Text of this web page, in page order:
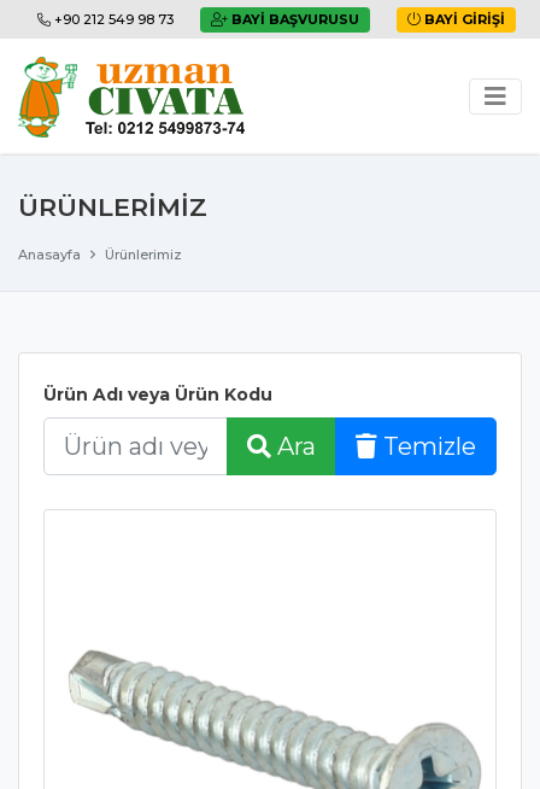
+90 212 549 98 73 BAYI BAŞVURUSU BAYI GIRIŞI
ÜRÜNLERIMIZ
Anasayfa Ürünlerimiz
Ürün Adı veya Ürün Kodu
Ara Temizle